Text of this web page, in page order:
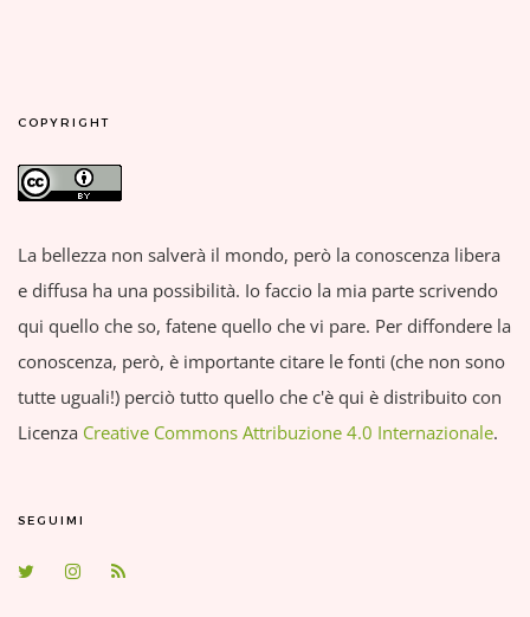
COPYRIGHT
La bellezza non salverà il mondo, però la conoscenza libera
e diffusa ha una possibilità. Io faccio la mia parte scrivendo
qui quello che so, fatene quello che vi pare. Per diffondere la
conoscenza, però, è importante citare le fonti (che non sono
tutte uguali!) perciò tutto quello che c'è qui è distribuito con
Licenza Creative Commons Attribuzione 4.0 Internazionale.
SEGUIMI